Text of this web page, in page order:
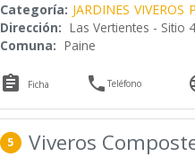
Categoría: JARDINES VIVEROS
Dirección: Las Vertientes - Sitio
Comuna: Paine
 Ficha Teléfono
5 Viveros